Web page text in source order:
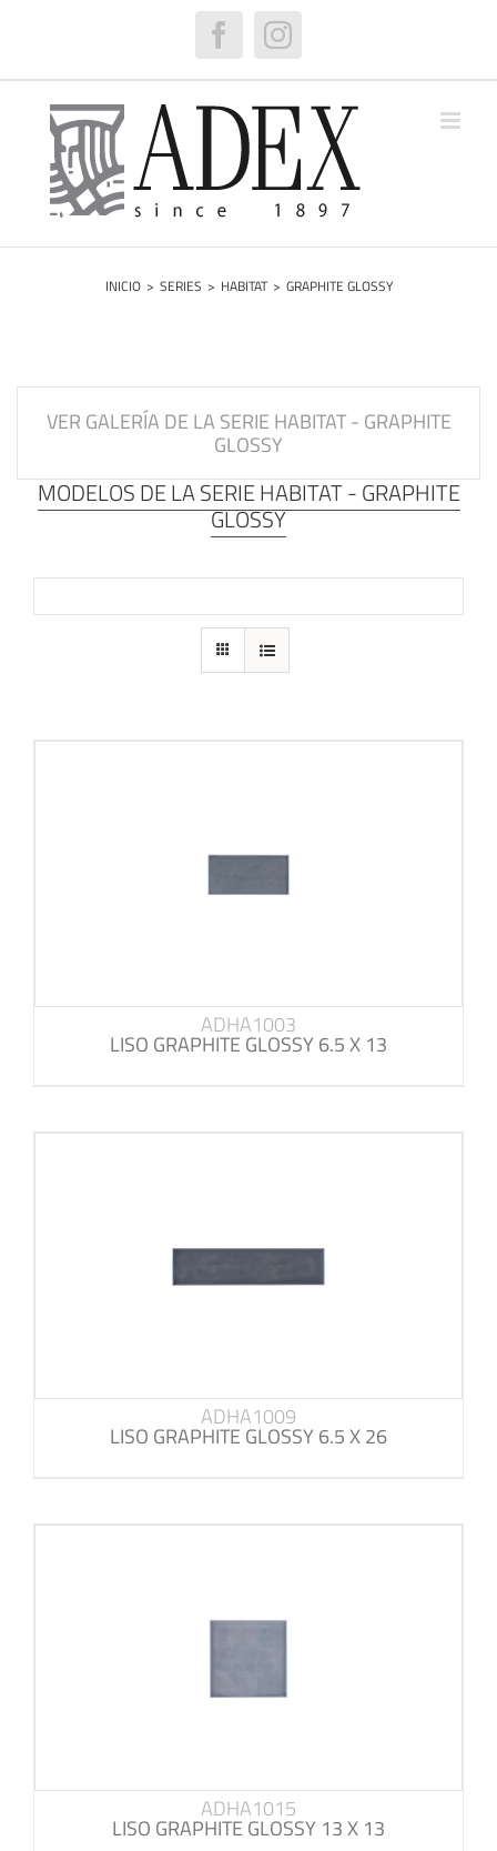
FacebookInstagram
INICIO > SERIES > HABITAT > GRAPHITE GLOSSY
VER GALERÍA DE LA SERIE HABITAT - GRAPHITE
GLOSSY
MODELOS DE LA SERIE HABITAT - GRAPHITE
GLOSSY
ADHA1003
LISO GRAPHITE GLOSSY 6.5 X 13
ADHA1009
LISO GRAPHITE GLOSSY 6.5 X 26
ADHA1015
LISO GRAPHITE GLOSSY 13 X 13